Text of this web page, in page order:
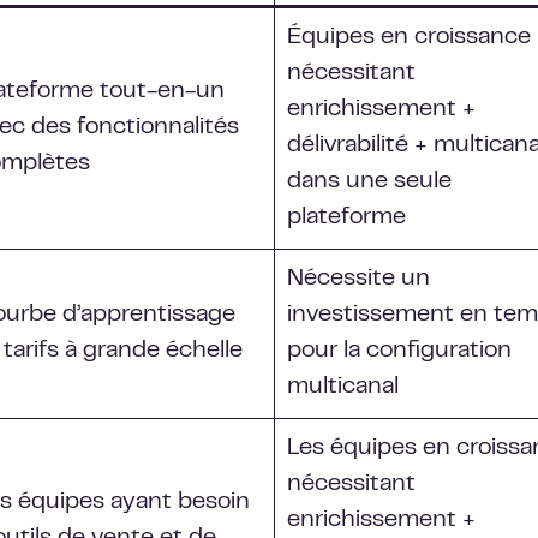
tout-en-un
des fonctionnalités
Équipes en croissance
nécessitant
enrichissement +
délivrabilité +
dans une seule
plateforme
d’apprentissage
à grande échelle
Nécessite un
investissement en
pour la configuration
multicanal
équipes ayant besoin
Les équipes en
nécessitant
enrichissement +